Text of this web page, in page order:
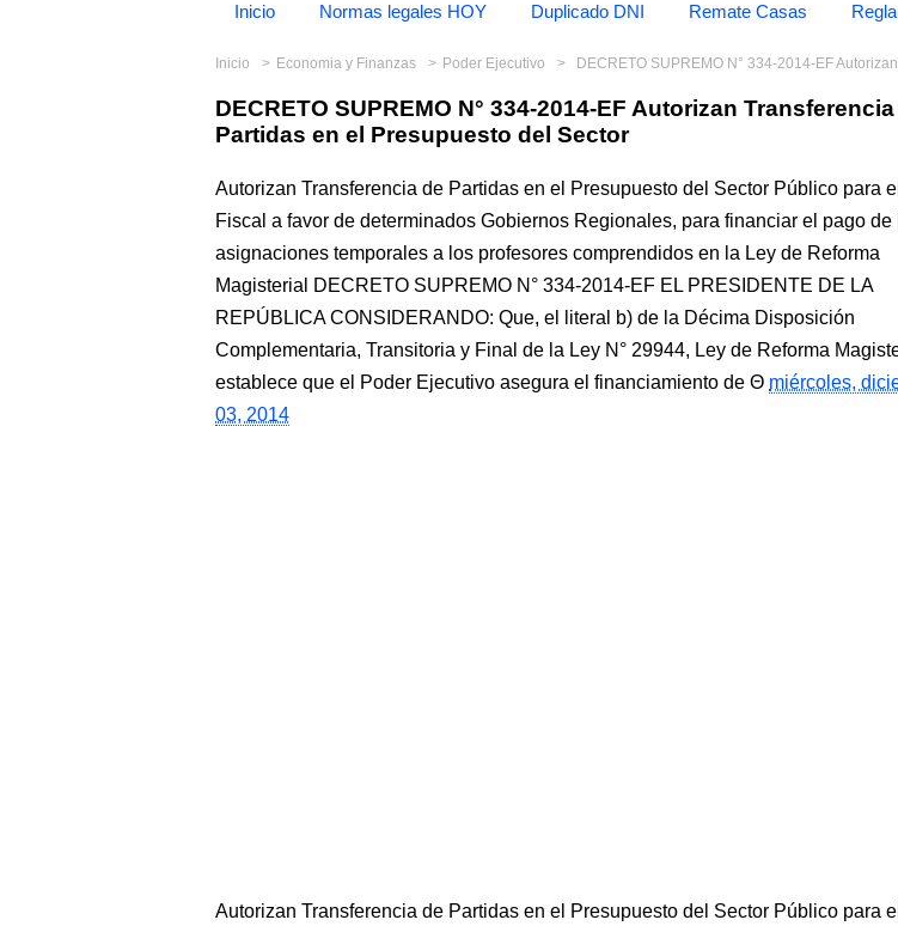
Inicio Normas legales HOY Duplicado DNI Remate Casas
Inicio Economia y Finanzas Poder Ejecutivo DECRETO SUPREMO N° 334-2014-EF Autorizan Transferencia de Partidas en el
DECRETO SUPREMO N° 334-2014-EF Autorizan
Partidas en el Presupuesto del Sector
Autorizan Transferencia de Partidas en el Presupuesto del Sector Público para
Fiscal a favor de determinados Gobiernos Regionales, para financiar el pago de
asignaciones temporales a los profesores comprendidos en la Ley de Reforma
Magisterial DECRETO SUPREMO N° 334-2014-EF EL PRESIDENTE DE LA
REPÚBLICA CONSIDERANDO: Que, el literal b) de la Décima Disposición
Complementaria, Transitoria y Final de la Ley N° 29944, Ley de Reforma
establece que el Poder Ejecutivo asegura el financiamiento de
miércoles,
03, 2014
Autorizan Transferencia de Partidas en el Presupuesto del Sector Público para